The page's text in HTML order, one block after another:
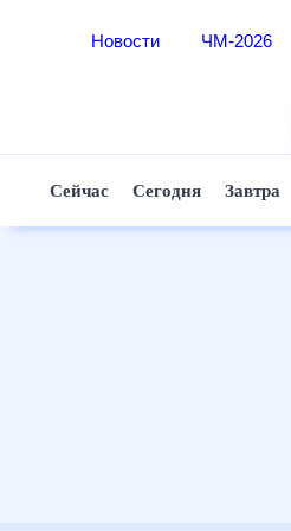
Новости ЧМ-2026
Сейчас Сегодня Завтра